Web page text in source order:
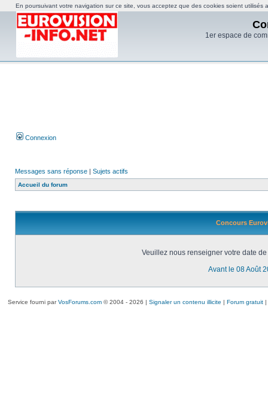
1er espace de
Connexion
Messages sans réponse | Sujets actifs
Accueil du forum
Concours
Veuillez nous renseigner votre date
Avant le 08 Août
Service fourni parVosForums.com© 2004 - 2026 | Signaler un contenu illicite | Forum gratuit|
En poursuivant votre navigation sur ce site, vous acceptez que des cookies soient